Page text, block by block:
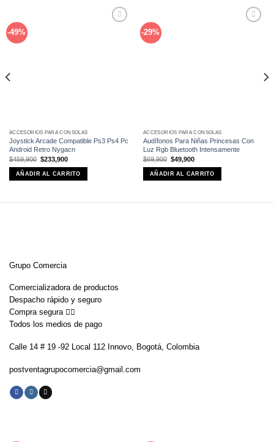
-49%
ACCESORIOS PARA CONSOLAS
Joystick Arcade Compatible Ps3 Ps4 Pc
Android Retro Nygacn
$459,900 El
precio
original
era:
$459,900.
$233,900El
actual
es:
$233,900.
AÑADIR AL CARRITO
-29%
ACCESORIOS PARA CONSOLAS
Audífonos Para Niñas Princesas Con
Luz Rgb Bluetooth Intensamente
$69,900 El
precio
original
era:
$69,900.
$49,900El
actual
es:
$49,900.
AÑADIR AL CARRITO
Grupo Comercia
Comercializadora de productos
Despacho rápido y seguro
Compra segura 👇🏼
Todos los medios de pago
Calle 14 # 19 -92 Local 112 Innovo, Bogotá, Colombia
postventagrupocomercia@gmail.com